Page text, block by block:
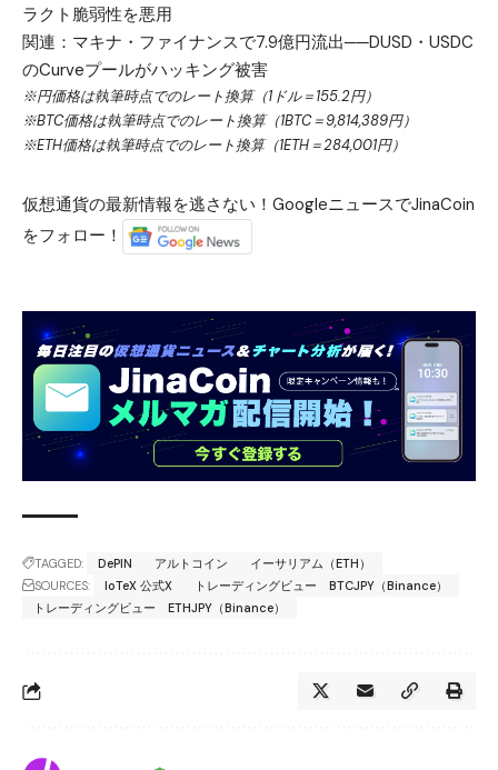
ラクト脆弱性を悪用
関連： マキナ・ファイナンスで7.9億円流出──DUSD・USDC
のCurveプールがハッキング被害
※円価格は執筆時点でのレート換算（1ドル＝155.2円）
※BTC価格は執筆時点でのレート換算（1BTC＝9,814,389円）
※ETH価格は執筆時点でのレート換算（1ETH＝284,001円）
仮想通貨の最新情報を逃さない！GoogleニュースでJinaCoin
をフォロー！
TAGGED: DePIN アルトコイン
イーサリアム（ETH）
SOURCES:
IoTeX 公式X
トレーディングビュー BTCJPY（Binance）
トレーディングビュー ETHJPY（Binance）